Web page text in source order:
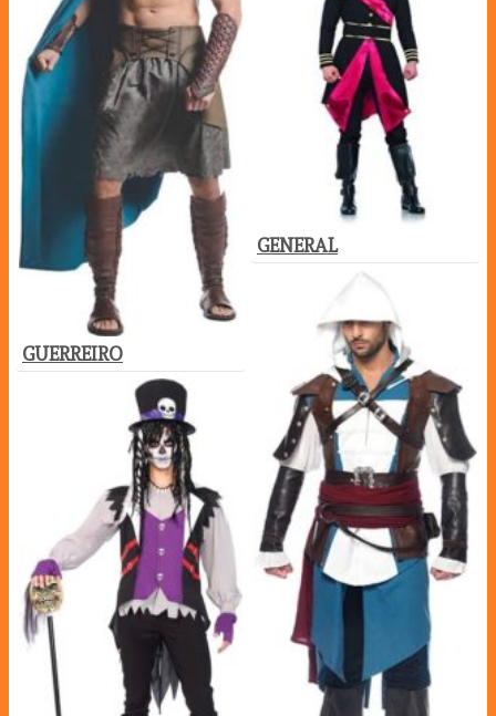
GUERREIRO
GENERAL